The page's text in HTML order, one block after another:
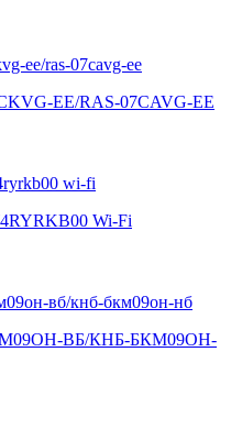
EE/RAS-07CAVG-EE
Wi-Fi
ВБ/КНБ-БКМ09ОН-